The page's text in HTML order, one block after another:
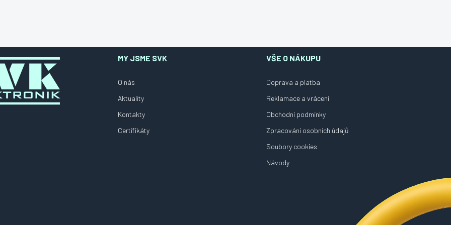
MY JSME SVK
O nás
Aktuality
Kontakty
Certifikáty
VŠE O NÁKUPU
Doprava a platba
Reklamace a vrácení
Obchodní podmínky
Zpracování osobních údajů
Soubory cookies
Návody